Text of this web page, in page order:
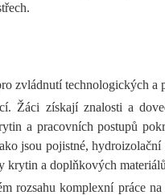
zvládnutí technologických
Žáci získají znalosti a
a pracovních postupů
jsou pojistné,
krytin a doplňkových
komplexní práce